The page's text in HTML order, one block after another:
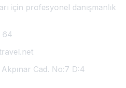
için profesyonel danışmanlık
64
Cad. No:7 D:4